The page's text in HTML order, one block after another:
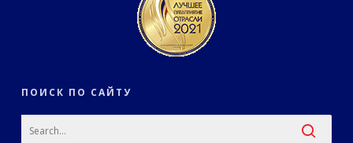
ПОИСК ПО САЙТУ